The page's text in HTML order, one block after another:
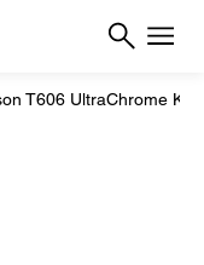
T606 UltraChrome K3